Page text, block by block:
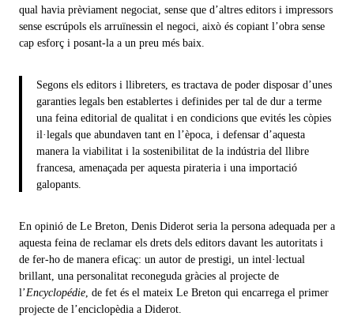
qual havia prèviament negociat, sense que d’altres editors i impressors
sense escrúpols els arruïnessin el negoci, això és copiant l’obra sense
cap esforç i posant-la a un preu més baix.
Segons els editors i llibreters, es tractava de poder disposar d’unes
garanties legals ben establertes i definides per tal de dur a terme
una feina editorial de qualitat i en condicions que evités les còpies
il·legals que abundaven tant en l’època, i defensar d’aquesta
manera la viabilitat i la sostenibilitat de la indústria del llibre
francesa, amenaçada per aquesta pirateria i una importació
galopants.
En opinió de Le Breton, Denis Diderot seria la persona adequada per a
aquesta feina de reclamar els drets dels editors davant les autoritats i
de fer-ho de manera eficaç: un autor de prestigi, un intel·lectual
brillant, una personalitat reconeguda gràcies al projecte de
l’Encyclopédie , de fet és el mateix Le Breton qui encarrega el primer
projecte de l’enciclopèdia a Diderot.